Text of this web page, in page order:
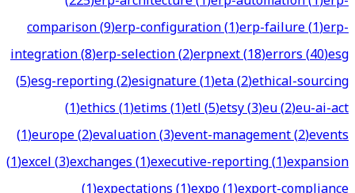
comparison(9)erp-configuration(1)erp-failure(1)erp-
integration(8)erp-selection(2)erpnext(18)errors(40)esg
(5)esg-reporting(2)esignature(1)eta(2)ethical-sourcing
(1)ethics(1)etims(1)etl(5)etsy(3)eu(2)eu-ai-act
(1)europe(2)evaluation(3)event-management(2)events
(1)excel(3)exchanges(1)executive-reporting(1)expansion